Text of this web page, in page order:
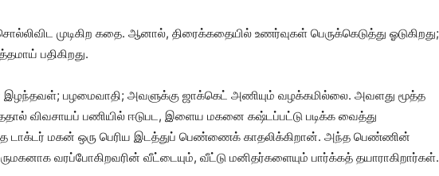
முடிகிற கதை. ஆனால், திரைக்கதையில் உணர்வுகள் பெருக்கெடுத்து ஓடுகிறது;
பதிகிறது.
பழமைவாதி; அவளுக்கு ஜாக்கெட் அணியும் வழக்கமில்லை. அவளது மூத்த
விவசாயப் பணியில் ஈடுபட, இளைய மகனை கஷ்டப்பட்டு படிக்க வைத்து
டாக்டர் மகன் ஒரு பெரிய இடத்துப் பெண்ணைக் காதலிக்கிறான். அந்த பெண்ணின்
வரப்போகிறவரின் வீட்டையும், வீட்டு மனிதர்களையும் பார்க்கத் தயாராகிறார்கள்.